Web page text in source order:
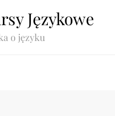
Językowe
o języku